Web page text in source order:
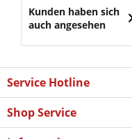
Kunden haben sich
auch angesehen
Service Hotline
Shop Service